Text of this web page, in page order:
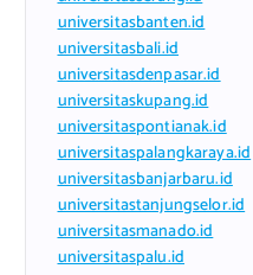
universitasbanten.id
universitasbali.id
universitasdenpasar.id
universitaskupang.id
universitaspontianak.id
universitaspalangkaraya.id
universitasbanjarbaru.id
universitastanjungselor.id
universitasmanado.id
universitaspalu.id